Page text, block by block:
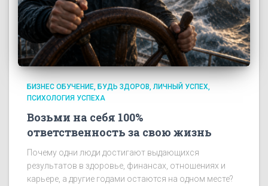
БИЗНЕС ОБУЧЕНИЕ БУДЬ ЗДОРОВ ЛИЧНЫЙ УСПЕХ
ПСИХОЛОГИЯ УСПЕХА
Возьми на себя 100%
ответственность за свою жизнь
Почему одни люди достигают выдающихся
результатов в здоровье, финансах, отношениях и
карьере, а другие годами остаются на одном месте?